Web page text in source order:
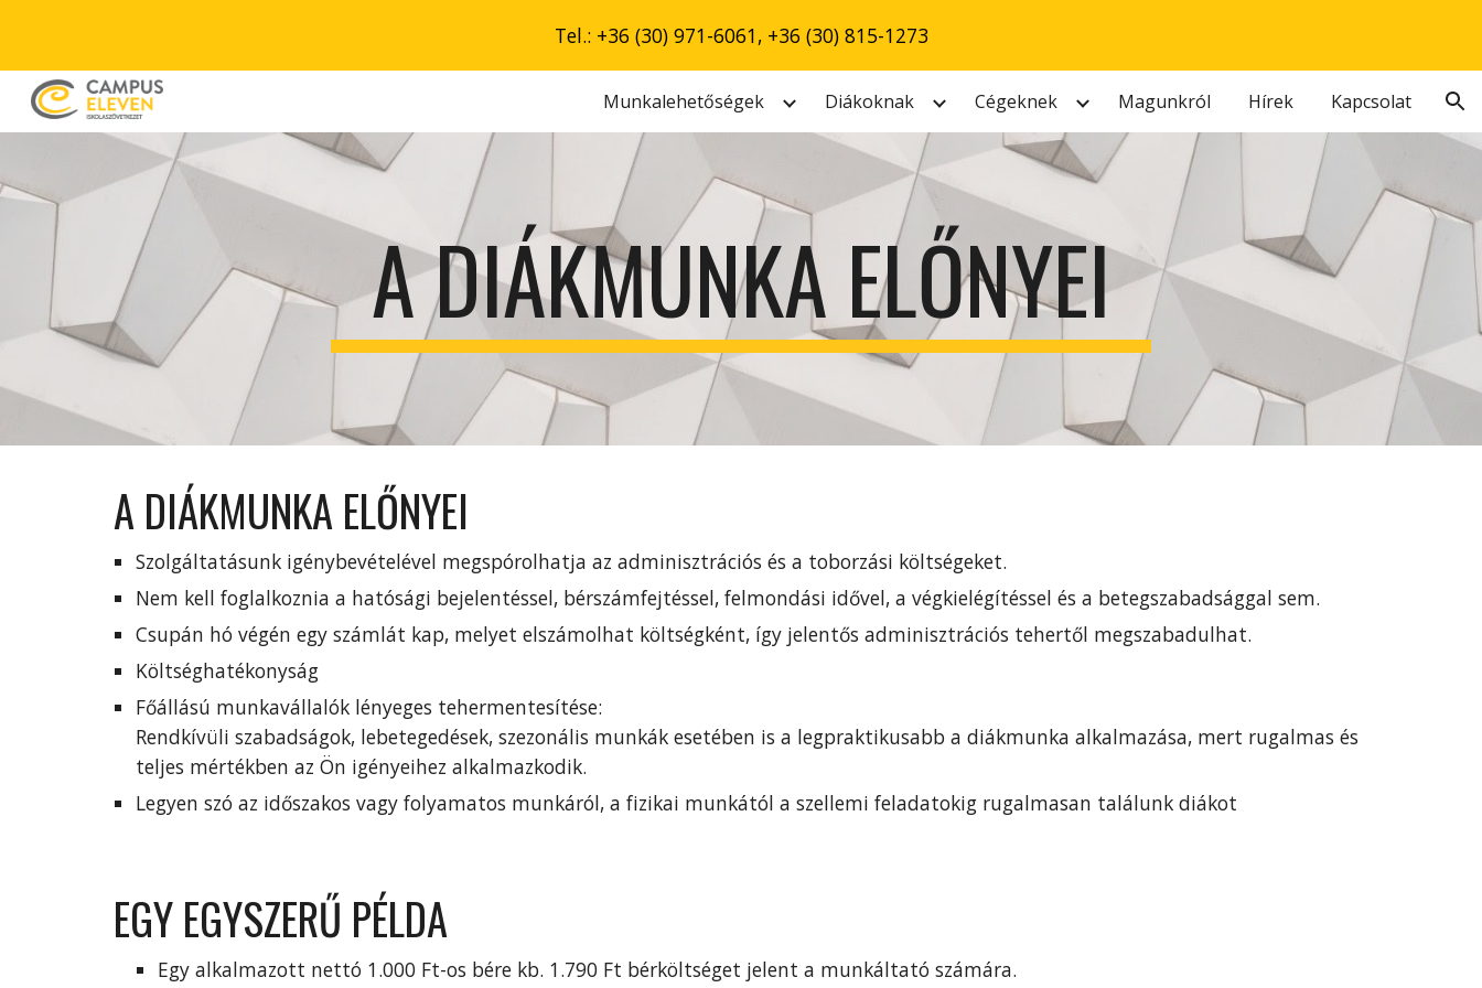
Skip to main content Skip to navigation
Tel.: +36 (30) 971-6061, +36 (30) 815-1273
Munkalehetőségek Diákoknak Cégeknek Magunkról Hírek Kapcsolat
A DIÁKMUNKA ELŐNYEI
A DIÁKMUNKA ELŐNYEI
Szolgáltatásunk igénybevételével megspórolhatja az adminisztrációs és a toborzási költségeket.
Nem kell foglalkoznia a hatósági bejelentéssel, bérszámfejtéssel, felmondási idővel, a végkielégítéssel és a betegszabadsággal sem.
Csupán hó végén egy számlát kap, melyet elszámolhat költségként, így jelentős adminisztrációs tehertől megszabadulhat.
Költséghatékonyság
Főállású munkavállalók lényeges tehermentesítése:
Rendkívüli szabadságok, lebetegedések, szezonális munkák esetében is a legpraktikusabb a diákmunka alkalmazása, mert rugalmas és
teljes mértékben az Ön igényeihez alkalmazkodik.
Legyen szó az időszakos vagy folyamatos munkáról, a fizikai munkától a szellemi feladatokig rugalmasan találunk diákot
EGY EGYSZERŰ PÉLDA
Egy alkalmazott nettó 1.000 Ft-os bére kb. 1.790 Ft bérköltséget jelent a munkáltató számára.